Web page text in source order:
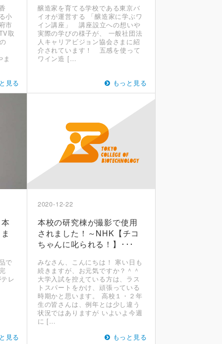
小
市
取
ま
見る
醸造家を育てる学校である東京バ
イオが運営する 「醸造家に学ぶワ
イン講座」 講座設立への想いや
実際の学びの様子が、 一般社団法
人キャリアビジョン協会さまに紹
介されています！ 五感を使って
ワイン造 […
もっと見る
で
レ
見る
2020-12-22
本校の研究棟が撮影で使用
されました！～NHK【チコ
ちゃんに叱られる！】･･･
みなさん、こんにちは！ 寒い日も
続きますが、お元気ですか？＾＾
大学入試を控えている方は、ラス
トスパートをかけ、頑張っている
時期かと思います。 高校１・２年
生の皆さんは、例年とは少し違う
状況ではありますが いよいよ今週
に […
もっと見る